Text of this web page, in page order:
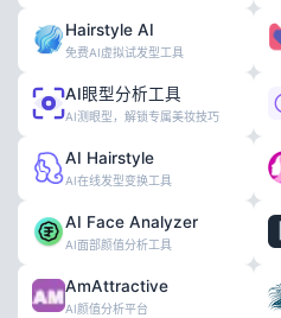
Hairstyle AI
免费AI虚拟试发型工具
AI眼型分析工具
AI测眼型，解锁专属美妆技巧
AI Hairstyle
AI在线发型变换工具
AI Face Analyzer
AI面部颜值分析工具
AmAttractive
AI颜值分析平台